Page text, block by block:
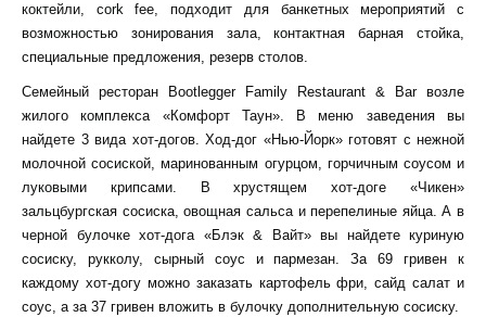
коктейли, cork fee, подходит для банкетных мероприятий с
возможностью зонирования зала, контактная барная стойка,
специальные предложения, резерв столов.
Семейный ресторан Bootlegger Family Restaurant & Bar возле
жилого комплекса «Комфорт Таун». В меню заведения вы
найдете 3 вида хот-догов. Ход-дог «Нью-Йорк» готовят с нежной
молочной сосиской, маринованным огурцом, горчичным соусом и
луковыми крипсами. В хрустящем хот-доге «Чикен»
зальцбургская сосиска, овощная сальса и перепелиные яйца. А в
черной булочке хот-дога «Блэк & Вайт» вы найдете куриную
сосиску, рукколу, сырный соус и пармезан. За 69 гривен к
каждому хот-догу можно заказать картофель фри, сайд салат и
соус, а за 37 гривен вложить в булочку дополнительную сосиску.